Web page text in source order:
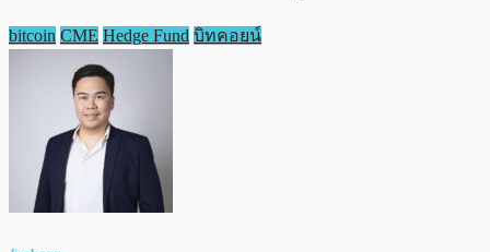
bitcoin CME Hedge Fund บิทคอยน์